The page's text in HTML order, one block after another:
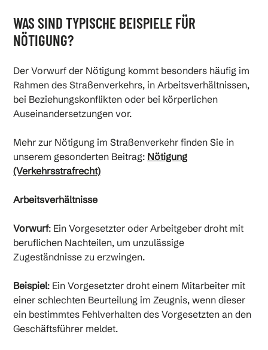
WAS SIND TYPISCHE BEISPIELE FÜR
NÖTIGUNG?
Der Vorwurf der Nötigung kommt besonders häufig im
Rahmen des Straßenverkehrs, in Arbeitsverhältnissen,
bei Beziehungskonflikten oder bei körperlichen
Auseinandersetzungen vor.
Mehr zur Nötigung im Straßenverkehr finden Sie in
unserem gesonderten Beitrag: Nötigung
(Verkehrsstrafrecht)
Arbeitsverhältnisse
Vorwurf: Ein Vorgesetzter oder Arbeitgeber droht mit
beruflichen Nachteilen, um unzulässige
Zugeständnisse zu erzwingen.
Beispiel: Ein Vorgesetzter droht einem Mitarbeiter mit
einer schlechten Beurteilung im Zeugnis, wenn dieser
ein bestimmtes Fehlverhalten des Vorgesetzten an den
Geschäftsführer meldet.